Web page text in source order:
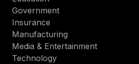
Government
Insurance
Manufacturing
Media & Entertainment
Technology